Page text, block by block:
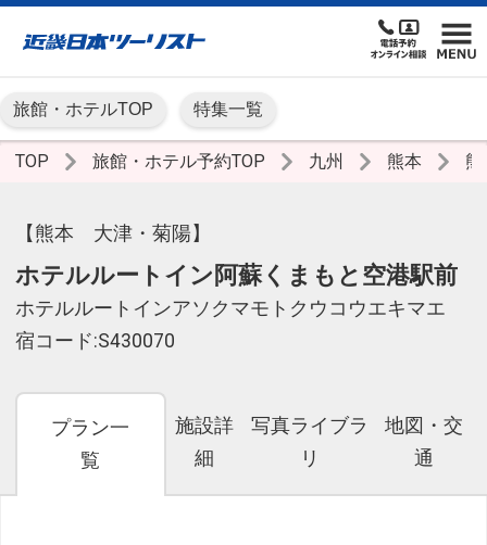
旅館・ホテルTOP 特集一覧
TOP 旅館・ホテル予約TOP 九州 熊本
【熊本 大津・菊陽】
ホテルルートイン阿蘇くまもと空港駅前
ホテルルートインアソクマモトクウコウエキマエ
宿コード:S430070
プラン一
覧
施設詳
細
写真ライブラ
リ
地図・交
通